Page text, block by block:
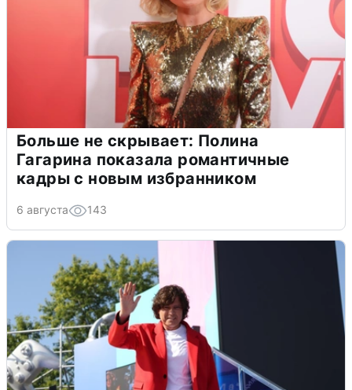
Больше не скрывает: Полина
Гагарина показала романтичные
кадры с новым избранником
6 августа 143